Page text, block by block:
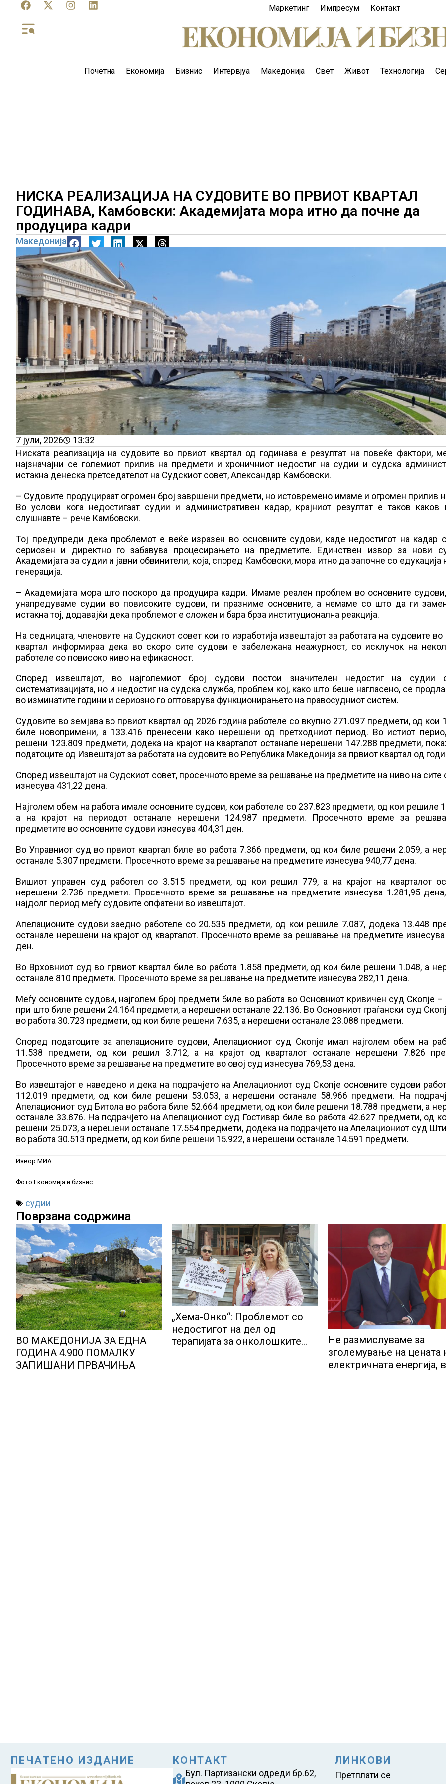
Маркетинг Импресум Контакт
Почетна Економија Бизнис Интервјуа Македонија Свет Живот Технологија
НИСКА РЕАЛИЗАЦИЈА НА СУДОВИТЕ ВО ПРВИОТ КВАРТАЛ
ГОДИНАВА, Камбовски: Академијата мора итно да почне да
продуцира кадри
Македонија
7 јули, 2026
13:32
Ниската реализација на судовите во првиот квартал од годинава е резултат на повеќе фактори,
најзначајни се големиот прилив на предмети и хроничниот недостиг на судии и судска
истакна денеска претседателот на Судскиот совет, Александар Камбовски.
– Судовите продуцираат огромен број завршени предмети, но истовремено имаме и огромен прилив
Во услови кога недостигаат судии и административен кадар, крајниот резултат е таков каков
слушнавте – рече Камбовски.
Тој предупреди дека проблемот е веќе изразен во основните судови, каде недостигот на кадар
сериозен и директно го забавува процесирањето на предметите. Единствен извор за нови
Академијата за судии и јавни обвинители, која, според Камбовски, мора итно да започне со едукација
генерација.
– Академијата мора што поскоро да продуцира кадри. Имаме реален проблем во основните судови,
унапредуваме судии во повисоките судови, ги празниме основните, а немаме со што да ги
истакна тој, додавајќи дека проблемот е сложен и бара брза институционална реакција.
На седницата, членовите на Судскиот совет кои го изработија извештајот за работата на судовите во
квартал информираа дека во скоро сите судови е забележана неажурност, со исклучок на
работеле со повисоко ниво на ефикасност.
Според извештајот, во најголемиот број судови постои значителен недостиг на судии
систематизацијата, но и недостиг на судска служба, проблем кој, како што беше нагласено, се
во изминатите години и сериозно го оптоварува функционирањето на правосудниот систем.
Судовите во земјава во првиот квартал од 2026 година работеле со вкупно 271.097 предмети, од кои
биле новопримени, а 133.416 пренесени како нерешени од претходниот период. Во истиот
решени 123.809 предмети, додека на крајот на кварталот останале нерешени 147.288 предмети,
податоците од Извештајот за работата на судовите во Република Македонија за првиот квартал од
Според извештајот на Судскиот совет, просечното време за решавање на предметите на ниво на сите
изнесува 431,22 дена.
Најголем обем на работа имале основните судови, кои работеле со 237.823 предмети, од кои решиле
а на крајот на периодот останале нерешени 124.987 предмети. Просечното време за
предметите во основните судови изнесува 404,31 ден.
Во Управниот суд во првиот квартал биле во работа 7.366 предмети, од кои биле решени 2.059, а
останале 5.307 предмети. Просечното време за решавање на предметите изнесува 940,77 дена.
Вишиот управен суд работел со 3.515 предмети, од кои решил 779, а на крајот на кварталот
нерешени 2.736 предмети. Просечното време за решавање на предметите изнесува 1.281,95
најдолг период меѓу судовите опфатени во извештајот.
Апелационите судови заедно работеле со 20.535 предмети, од кои решиле 7.087, додека 13.448
останале нерешени на крајот од кварталот. Просечното време за решавање на предметите изнесува
ден.
Во Врховниот суд во првиот квартал биле во работа 1.858 предмети, од кои биле решени 1.048, а
останале 810 предмети. Просечното време за решавање на предметите изнесува 282,11 дена.
Меѓу основните судови, најголем број предмети биле во работа во Основниот кривичен суд Скопје –
при што биле решени 24.164 предмети, а нерешени останале 22.136. Во Основниот граѓански суд
во работа 30.723 предмети, од кои биле решени 7.635, а нерешени останале 23.088 предмети.
Според податоците за апелационите судови, Апелациониот суд Скопје имал најголем обем на
11.538 предмети, од кои решил 3.712, а на крајот од кварталот останале нерешени 7.826
Просечното време за решавање на предметите во овој суд изнесува 769,53 дена.
Во извештајот е наведено и дека на подрачјето на Апелациониот суд Скопје основните судови
112.019 предмети, од кои биле решени 53.053, а нерешени останале 58.966 предмети. На
Апелациониот суд Битола во работа биле 52.664 предмети, од кои биле решени 18.788 предмети, а
останале 33.876. На подрачјето на Апелациониот суд Гостивар биле во работа 42.627 предмети, од
решени 25.073, а нерешени останале 17.554 предмети, додека на подрачјето на Апелациониот суд
во работа 30.513 предмети, од кои биле решени 15.922, а нерешени останале 14.591 предмети.
Извор МИА
Фото Економија и бизнис
судии
Поврзана содржина
ВО МАКЕДОНИЈА ЗА ЕДНА
ГОДИНА 4.900 ПОМАЛКУ
ЗАПИШАНИ ПРВАЧИЊА
„Хема-Онко“: Проблемот со
недостигот на дел од
терапијата за онколошките
Не размислуваме за
зголемување на цената
електричната енергија,
ПЕЧАТЕНО ИЗДАНИЕ КОНТАКТ
Бул. Партизански одреди бр.62,
ЛИНКОВИ
Претплати се